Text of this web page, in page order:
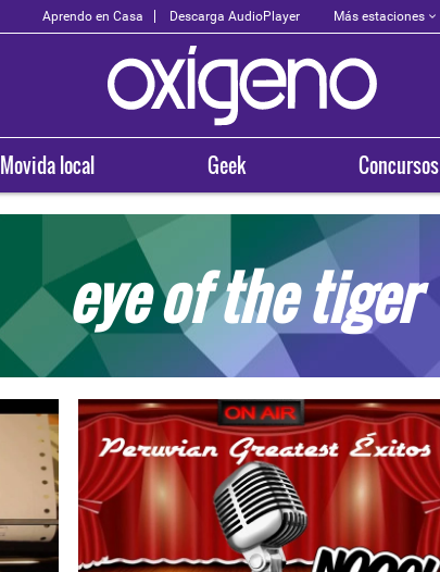
Aprendo en Casa Descarga AudioPlayer Más estaciones
Movida local Geek Concursos
eye of the tiger